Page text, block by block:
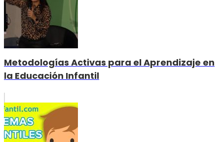
Metodologías Activas para el Aprendizaje en
la Educación Infantil